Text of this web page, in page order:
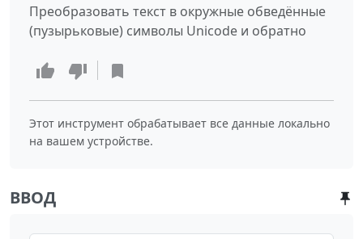
Преобразовать текст в окружные обведённые
(пузырьковые) символы Unicode и обратно
Этот инструмент обрабатывает все данные локально
на вашем устройстве.
ВВОД